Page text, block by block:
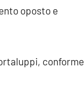
oposto e
conforme